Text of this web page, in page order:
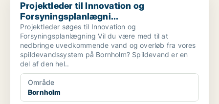
Projektleder til Innovation og
Forsyningsplanlægni...
Projektleder søges til Innovation og
Forsyningsplanlægning Vil du være med til at
nedbringe uvedkommende vand og overløb fra vores
spildevandssystem på Bornholm? Spildevand er en
del af den hel..
Område
Bornholm